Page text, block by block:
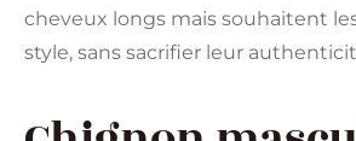
cheveux longs mais souhaitent
style, sans sacrifier leur